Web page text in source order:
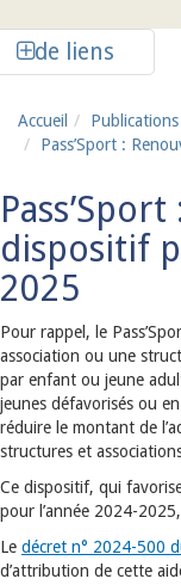
de liens
Accueil Publications
Pass’Sport :
dispositif
2025
Pour rappel, le
association ou une
par enfant ou jeune
jeunes défavorisés ou
réduire le montant de
structures et
Ce dispositif, qui
pour l’année 2024-
Le décret n° 2024-500
d’attribution de cette